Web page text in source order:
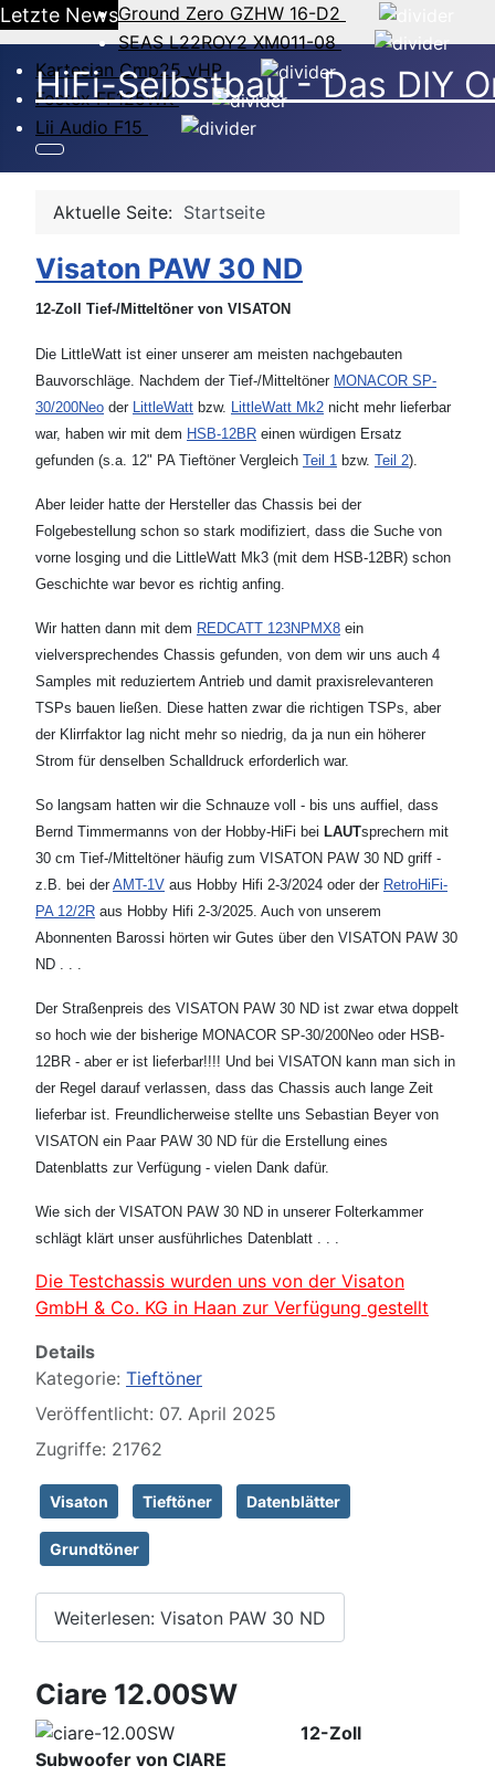
Letzte NewsGround Zero GZHW 16-D2
SEAS L22ROY2 XM011-08
Kartesian Cmp25_vHP
Fostex FF125WK
Lii Audio F15
HiFi-Selbstbau - Das DIY
Aktuelle Seite: Startseite
Visaton PAW 30 ND
12-Zoll Tief-/Mitteltöner von VISATON
Die LittleWatt ist einer unserer am meisten nachgebauten
Bauvorschläge. Nachdem der Tief-/Mitteltöner MONACOR SP-
30/200Neo der LittleWatt bzw. LittleWatt Mk2 nicht mehr lieferbar
war, haben wir mit dem HSB-12BR einen würdigen Ersatz
gefunden (s.a. 12" PA Tieftöner Vergleich Teil 1 bzw. Teil 2).
Aber leider hatte der Hersteller das Chassis bei der
Folgebestellung schon so stark modifiziert, dass die Suche von
vorne losging und die LittleWatt Mk3 (mit dem HSB-12BR) schon
Geschichte war bevor es richtig anfing.
Wir hatten dann mit dem REDCATT 123NPMX8 ein
vielversprechendes Chassis gefunden, von dem wir uns auch 4
Samples mit reduziertem Antrieb und damit praxisrelevanteren
TSPs bauen ließen. Diese hatten zwar die richtigen TSPs, aber
der Klirrfaktor lag nicht mehr so niedrig, da ja nun ein höherer
Strom für denselben Schalldruck erforderlich war.
So langsam hatten wir die Schnauze voll - bis uns auffiel, dass
Bernd Timmermanns von der Hobby-HiFi bei LAUTsprechern mit
30 cm Tief-/Mitteltöner häufig zum VISATON PAW 30 ND griff -
z.B. bei der AMT-1V aus Hobby Hifi 2-3/2024 oder der RetroHiFi-
PA 12/2R aus Hobby Hifi 2-3/2025. Auch von unserem
Abonnenten Barossi hörten wir Gutes über den VISATON PAW 30
ND . . .
Der Straßenpreis des VISATON PAW 30 ND ist zwar etwa doppelt
so hoch wie der bisherige MONACOR SP-30/200Neo oder HSB-
12BR - aber er ist lieferbar!!!! Und bei VISATON kann man sich in
der Regel darauf verlassen, dass das Chassis auch lange Zeit
lieferbar ist. Freundlicherweise stellte uns Sebastian Beyer von
VISATON ein Paar PAW 30 ND für die Erstellung eines
Datenblatts zur Verfügung - vielen Dank dafür.
Wie sich der VISATON PAW 30 ND in unserer Folterkammer
schlägt klärt unser ausführliches Datenblatt . . .
Die Testchassis wurden uns von der Visaton
GmbH & Co. KG in Haan zur Verfügung gestellt
Details
Kategorie: Tieftöner
Veröffentlicht: 07. April 2025
Zugriffe: 21762
Visaton Tieftöner Datenblätter
Grundtöner
Weiterlesen: Visaton PAW 30 ND
Ciare 12.00SW
12-Zoll
Subwoofer von CIARE